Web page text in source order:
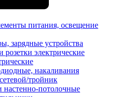
питания, освещение
зарядные устройства
электрические
накаливания
тройник
настенно-потолочные